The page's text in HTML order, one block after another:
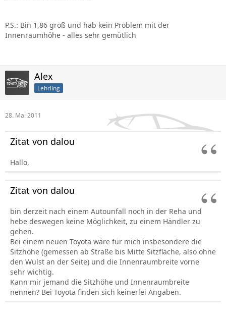
P.S.: Bin 1,86 groß und hab kein Problem mit der
Innenraumhöhe - alles sehr gemütlich
Alex
Lehrling
28. Mai 2011
Zitat von dalou
Hallo,
Zitat von dalou
bin derzeit nach einem Autounfall noch in der Reha und
hebe deswegen keine Möglichkeit, zu einem Händler zu
gehen.
Bei einem neuen Toyota wäre für mich insbesondere die
Sitzhöhe (gemessen ab Straße bis Mitte Sitzfläche, also ohne
den Wulst an der Seite) und die Innenraumbreite vorne
sehr wichtig.
Kann mir jemand die Sitzhöhe und Innenraumbreite
nennen? Bei Toyota finden sich keinerlei Angaben.